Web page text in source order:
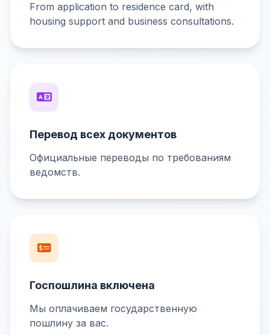
From application to residence card, with
housing support and business consultations.
Перевод всех документов
Официальные переводы по требованиям
ведомств.
Госпошлина включена
Мы оплачиваем государственную
пошлину за вас.